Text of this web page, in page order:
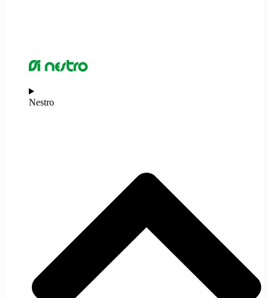
Nestro